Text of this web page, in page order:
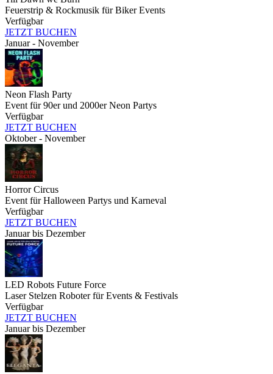
Feuerstrip & Rockmusik für Biker Events
Verfügbar
JETZT BUCHEN
Januar - November
Neon Flash Party
Event für 90er und 2000er Neon Partys
Verfügbar
JETZT BUCHEN
Oktober - November
Horror Circus
Event für Halloween Partys und Karneval
Verfügbar
JETZT BUCHEN
Januar bis Dezember
LED Robots Future Force
Laser Stelzen Roboter für Events & Festivals
Verfügbar
JETZT BUCHEN
Januar bis Dezember